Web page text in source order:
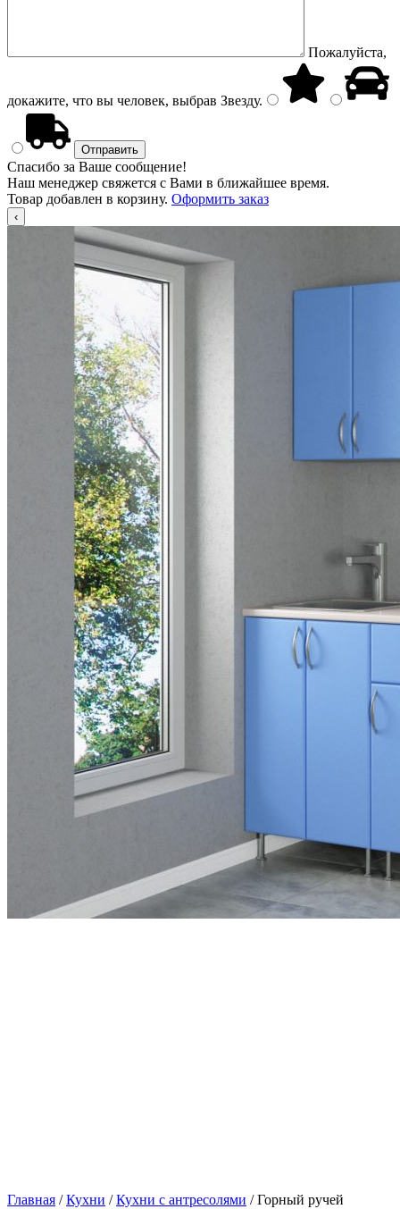
Пожалуйста,
докажите, что вы человек, выбрав Звезду.
Спасибо за Ваше сообщение!
Наш менеджер свяжется с Вами в ближайшее время.
Товар добавлен в корзину. Оформить заказ
Главная /Кухни /Кухни с антресолями / Горный ручей